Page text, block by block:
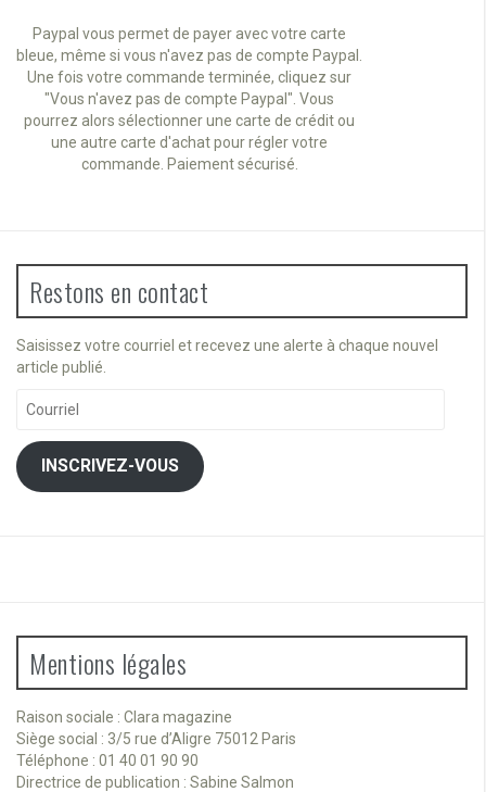
Paypal vous permet de payer avec votre carte
bleue, même si vous n'avez pas de compte Paypal.
Une fois votre commande terminée, cliquez sur
"Vous n'avez pas de compte Paypal". Vous
pourrez alors sélectionner une carte de crédit ou
une autre carte d'achat pour régler votre
commande. Paiement sécurisé.
Restons en contact
Saisissez votre courriel et recevez une alerte à chaque nouvel
article publié.
INSCRIVEZ-VOUS
Mentions légales
Raison sociale : Clara magazine
Siège social : 3/5 rue d’Aligre 75012 Paris
Téléphone : 01 40 01 90 90
Directrice de publication : Sabine Salmon